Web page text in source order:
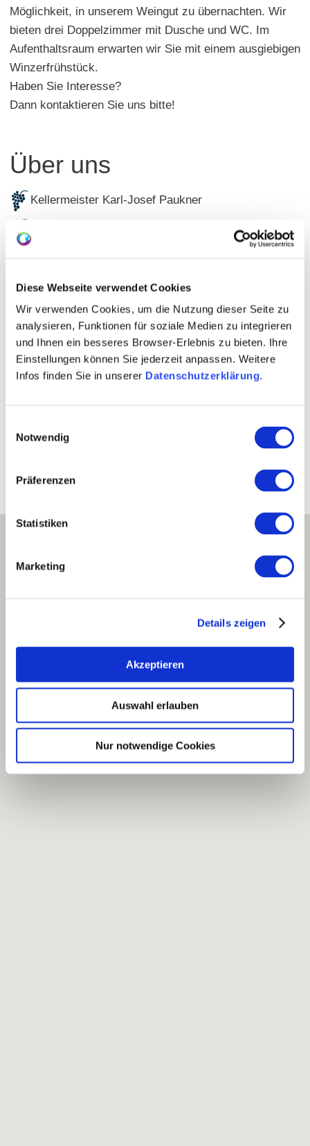
Diese Webseite verwendet Cookies
Wir verwenden Cookies, um die Nutzung dieser Seite zu
analysieren, Funktionen für soziale Medien zu integrieren
und Ihnen ein besseres Browser-Erlebnis zu bieten. Ihre
Einstellungen können Sie jederzeit anpassen. Weitere
Infos finden Sie in unserer Datenschutzerklärung.
Notwendig
Präferenzen
Statistiken
Marketing
Details zeigen
Akzeptieren
Auswahl erlauben
Nur notwendige Cookies
Möglichkeit, in unserem Weingut zu übernachten. Wir
bieten drei Doppelzimmer mit Dusche und WC. Im
Aufenthaltsraum erwarten wir Sie mit einem ausgiebigen
Winzerfrühstück.
Haben Sie Interesse?
Dann kontaktieren Sie uns bitte!
Über uns
Kellermeister Karl-Josef Paukner
Weingut St. Urban
Karl-Josef und Thomas Paukner
Nach dem Eigen 20 55239 Gau-Odernheim
Tel: (0049) 6733 253
Bearbeitete Weinlagen